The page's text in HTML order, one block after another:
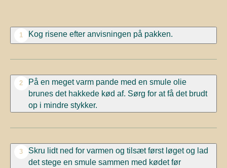
1 Kog risene efter anvisningen på pakken.
2
På en meget varm pande med en smule olie
brunes det hakkede kød af. Sørg for at få det brudt
op i mindre stykker.
3
Skru lidt ned for varmen og tilsæt først løget og lad
det stege en smule sammen med kødet før